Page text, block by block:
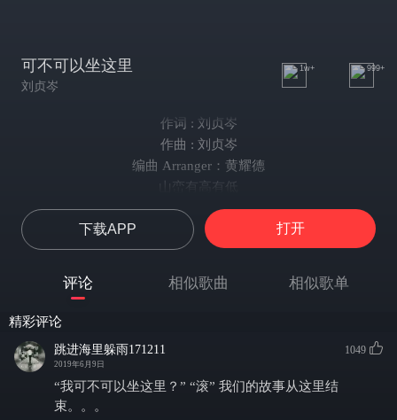
可不可以坐这里
刘贞岑
1w+ 999+
作词 : 刘贞岑
作曲 : 刘贞岑
编曲 Arranger：黄耀德
山峦有高有低
飞鸟在天上 青蛙在陆地里
河流有湍有急
鱼儿在水里照样可以游来游去
车上的人都有不同的目的地
你穿着黑色外衣
身后的Guitar忽然照亮你了
下载APP 打开
评论 相似歌曲 相似歌单
精彩评论
跳进海里躲雨171211
2019年6月9日
1049
“我可不可以坐这里？” “滚” 我们的故事从这里结
束。。。